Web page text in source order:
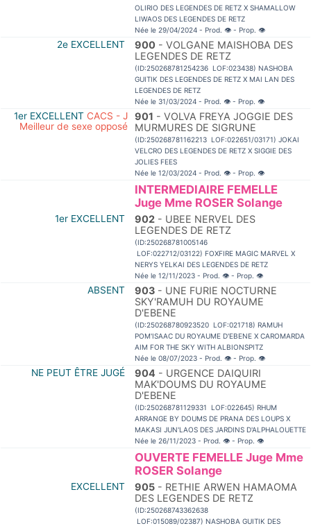
OLIRIO DES LEGENDES DE RETZ X SHAMALLOW
LIWAOS DES LEGENDES DE RETZ
Née le 29/04/2024 - Prod. 👁 - Prop. 👁
2e EXCELLENT 900 - VOLGANE MAISHOBA DES
LEGENDES DE RETZ
(ID:250268781254236 LOF:023438) NASHOBA
GUITIK DES LEGENDES DE RETZ X MAI LAN DES
LEGENDES DE RETZ
Née le 31/03/2024 - Prod. 👁 - Prop. 👁
1er EXCELLENT CACS - J
Meilleur de sexe opposé
901 - VOLVA FREYA JOGGIE DES
MURMURES DE SIGRUNE
(ID:250268781162213 LOF:022651/03171) JOKAI
VELCRO DES LEGENDES DE RETZ X SIGGIE DES
JOLIES FEES
Née le 12/03/2024 - Prod. 👁 - Prop. 👁
INTERMEDIAIRE FEMELLE
Juge Mme ROSER Solange
1er EXCELLENT 902 - UBEE NERVEL DES
LEGENDES DE RETZ
(ID:250268781005146
LOF:022712/03122) FOXFIRE MAGIC MARVEL X
NERYS YELKAI DES LEGENDES DE RETZ
Née le 12/11/2023 - Prod. 👁 - Prop. 👁
ABSENT 903 - UNE FURIE NOCTURNE
SKY'RAMUH DU ROYAUME
D'EBENE
(ID:250268780923520 LOF:021718) RAMUH
POM'ISAAC DU ROYAUME D'EBENE X CAROMARDA
AIM FOR THE SKY WITH ALBIONSPITZ
Née le 08/07/2023 - Prod. 👁 - Prop. 👁
NE PEUT ÊTRE JUGÉ 904 - URGENCE DAIQUIRI
MAK'DOUMS DU ROYAUME
D'EBENE
(ID:250268781129331 LOF:022645) RHUM
ARRANGE BY DOUMS DE PRANA DES LOUPS X
MAKASI JUN'LAOS DES JARDINS D'ALPHALOUETTE
Née le 26/11/2023 - Prod. 👁 - Prop. 👁
OUVERTE FEMELLE Juge Mme
ROSER Solange
EXCELLENT 905 - RETHIE ARWEN HAMAOMA
DES LEGENDES DE RETZ
(ID:250268743362638
LOF:015089/02387) NASHOBA GUITIK DES